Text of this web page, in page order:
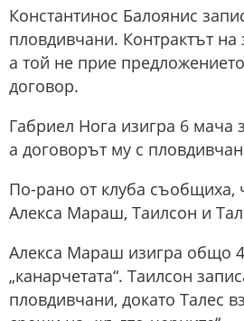
Константинос Балоянис
пловдивчани. Контрактът на
а той не прие
договор.
Габриел Нога изигра 6 мача
а договорът му с
По-рано от клуба съобщиха,
Алекса Мараш, Таилсон и
Алекса Мараш изигра общо
„канарчетата“. Таилсон
пловдивчани, докато Талес